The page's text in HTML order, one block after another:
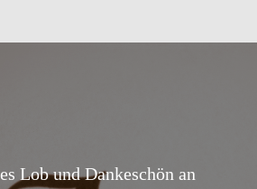
Lob und Dankeschön an